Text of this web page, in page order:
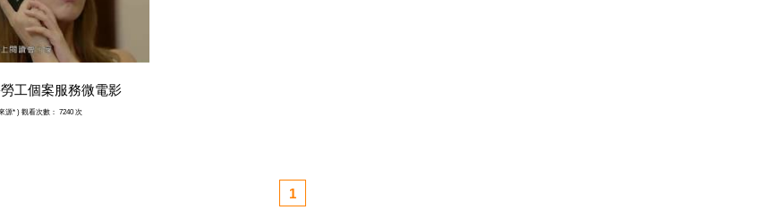
工個案服務微電影
源*) 觀看次數： 7240 次
1